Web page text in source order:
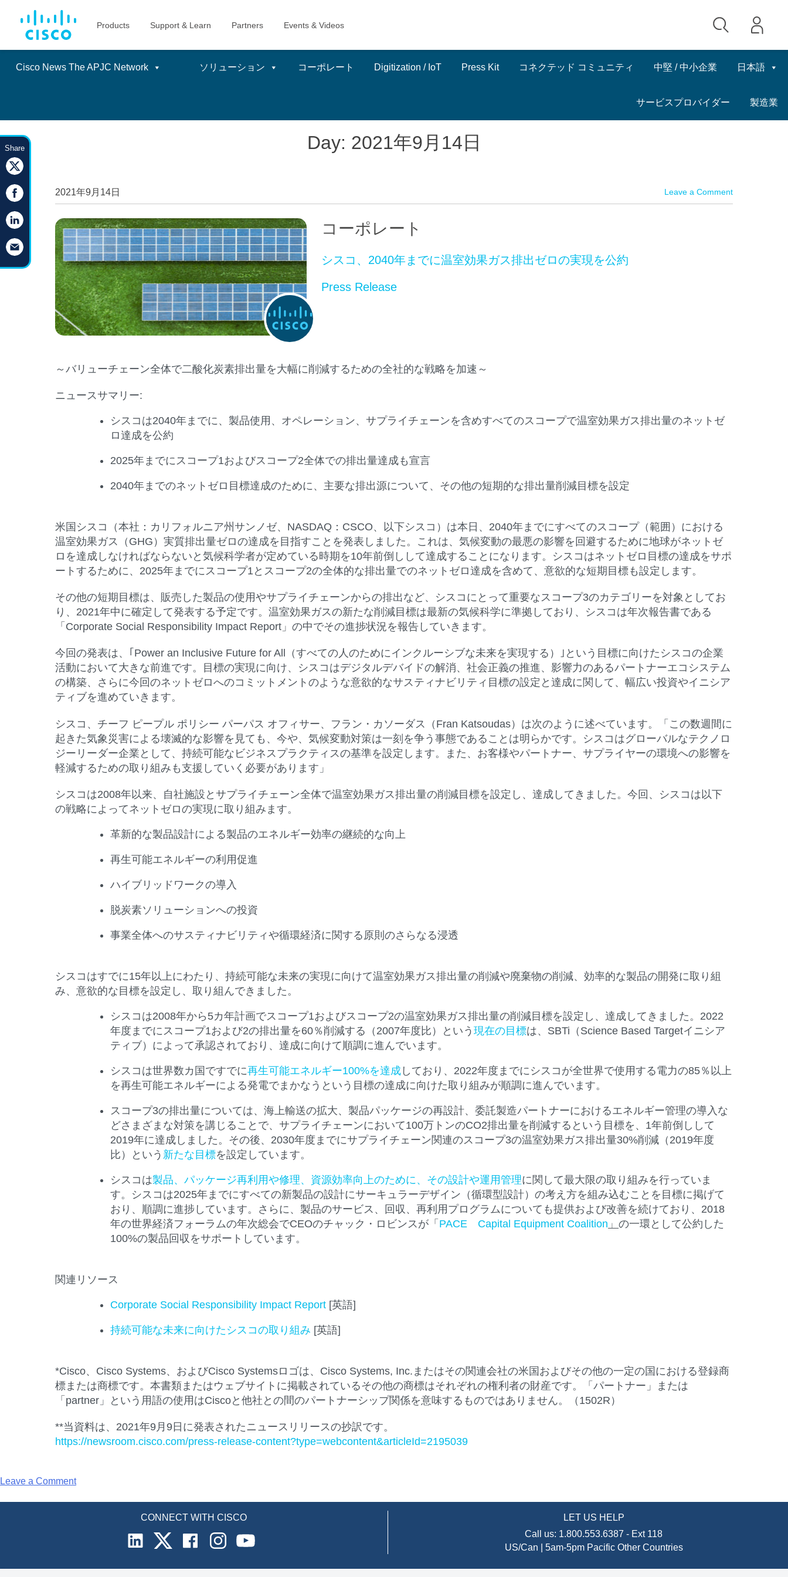
Cisco News The APJC Network ソリューション 日本語
コーポレート Digitization / IoT Press Kit コネクテッド コミュニティ 中堅 / 中小企業
サービスプロバイダー 製造業
to
content
Day: 2021年9月14日
2021年9月14日 Leave a Comment
コーポレート
シスコ、2040年までに温室効果ガス排出ゼロの実現を公約
Press Release
～バリューチェーン全体で二酸化炭素排出量を大幅に削減するための全社的な戦略を加速～
ニュースサマリー:
シスコは2040年までに、製品使用、オペレーション、サプライチェーンを含めすべてのスコープで温室効果ガス排出量のネットゼ
ロ達成を公約
2025年までにスコープ1およびスコープ2全体での排出量達成も宣言
2040年までのネットゼロ目標達成のために、主要な排出源について、その他の短期的な排出量削減目標を設定
米国シスコ（本社：カリフォルニア州サンノゼ、NASDAQ：CSCO、以下シスコ）は本日、2040年までにすべてのスコープ（範囲）における
温室効果ガス（GHG）実質排出量ゼロの達成を目指すことを発表しました。これは、気候変動の最悪の影響を回避するために地球がネットゼ
ロを達成しなければならないと気候科学者が定めている時期を10年前倒しして達成することになります。シスコはネットゼロ目標の達成をサポ
ートするために、2025年までにスコープ1とスコープ2の全体的な排出量でのネットゼロ達成を含めて、意欲的な短期目標も設定します。
その他の短期目標は、販売した製品の使用やサプライチェーンからの排出など、シスコにとって重要なスコープ3のカテゴリーを対象としてお
り、2021年中に確定して発表する予定です。温室効果ガスの新たな削減目標は最新の気候科学に準拠しており、シスコは年次報告書である
「Corporate Social Responsibility Impact Report」の中でその進捗状況を報告していきます。
今回の発表は、｢Power an Inclusive Future for All（すべての人のためにインクルーシブな未来を実現する）｣という目標に向けたシスコの企業
活動において大きな前進です。目標の実現に向け、シスコはデジタルデバイドの解消、社会正義の推進、影響力のあるパートナーエコシステム
の構築、さらに今回のネットゼロへのコミットメントのような意欲的なサスティナビリティ目標の設定と達成に関して、幅広い投資やイニシア
ティブを進めていきます。
シスコ、チーフ ピープル ポリシー パーパス オフィサー、フラン・カソーダス（Fran Katsoudas）は次のように述べています。「この数週間に
起きた気象災害による壊滅的な影響を見ても、今や、気候変動対策は一刻を争う事態であることは明らかです。シスコはグローバルなテクノロ
ジーリーダー企業として、持続可能なビジネスプラクティスの基準を設定します。また、お客様やパートナー、サプライヤーの環境への影響を
軽減するための取り組みも支援していく必要があります」
シスコは2008年以来、自社施設とサプライチェーン全体で温室効果ガス排出量の削減目標を設定し、達成してきました。今回、シスコは以下
の戦略によってネットゼロの実現に取り組みます。
革新的な製品設計による製品のエネルギー効率の継続的な向上
再生可能エネルギーの利用促進
ハイブリッドワークの導入
脱炭素ソリューションへの投資
事業全体へのサスティナビリティや循環経済に関する原則のさらなる浸透
シスコはすでに15年以上にわたり、持続可能な未来の実現に向けて温室効果ガス排出量の削減や廃棄物の削減、効率的な製品の開発に取り組
み、意欲的な目標を設定し、取り組んできました。
シスコは2008年から5カ年計画でスコープ1およびスコープ2の温室効果ガス排出量の削減目標を設定し、達成してきました。2022
年度までにスコープ1および2の排出量を60％削減する（2007年度比）という現在の目標は、SBTi（Science Based Targetイニシア
ティブ）によって承認されており、達成に向けて順調に進んでいます。
シスコは世界数カ国ですでに再生可能エネルギー100%を達成 しており、2022年度までにシスコが全世界で使用する電力の85％以上
を再生可能エネルギーによる発電でまかなうという目標の達成に向けた取り組みが順調に進んでいます。
スコープ3の排出量については、海上輸送の拡大、製品パッケージの再設計、委託製造パートナーにおけるエネルギー管理の導入な
どさまざまな対策を講じることで、サプライチェーンにおいて100万トンのCO2排出量を削減するという目標を、1年前倒しして
2019年に達成しました。その後、2030年度までにサプライチェーン関連のスコープ3の温室効果ガス排出量30%削減（2019年度
比）という 新たな目標を設定しています。
シスコは製品、パッケージ再利用や修理、資源効率向上のために、その設計や運用管理に関して最大限の取り組みを行っていま
す。シスコは2025年までにすべての新製品の設計にサーキュラーデザイン（循環型設計）の考え方を組み込むことを目標に掲げて
おり、順調に進捗しています。さらに、製品のサービス、回収、再利用プログラムについても提供および改善を続けており、2018
年の世界経済フォーラムの年次総会でCEOのチャック・ロビンスが「 PACE Capital Equipment Coalition 」の一環として公約した
100%の製品回収をサポートしています。
関連リソース
Corporate Social Responsibility Impact Report [英語]
持続可能な未来に向けたシスコの取り組み [英語]
*Cisco、Cisco Systems、およびCisco Systemsロゴは、Cisco Systems, Inc.またはその関連会社の米国およびその他の一定の国における登録商
標または商標です。本書類またはウェブサイトに掲載されているその他の商標はそれぞれの権利者の財産です。「パートナー」または
「partner」という用語の使用はCiscoと他社との間のパートナーシップ関係を意味するものではありません。（1502R）
**当資料は、2021年9月9日に発表されたニュースリリースの抄訳です。
https://newsroom.cisco.com/press-release-content?type=webcontent&articleId=2195039
Share
Leave a Commenton
で
CONNECT WITH CISCO
LET US HELP
Call us: 1.800.553.6387 - Ext 118
US/Can | 5am-5pm Pacific Other Countries